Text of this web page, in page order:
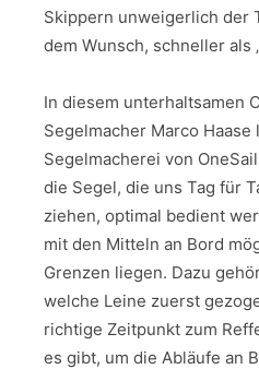
Skippern unweigerlich der
dem Wunsch, schneller als
In diesem unterhaltsamen
Segelmacher Marco Haase
Segelmacherei von
die Segel, die uns Tag für
ziehen, optimal bedient
mit den Mitteln an Bord
Grenzen liegen. Dazu
welche Leine zuerst
richtige Zeitpunkt zum
es gibt, um die Abläufe an